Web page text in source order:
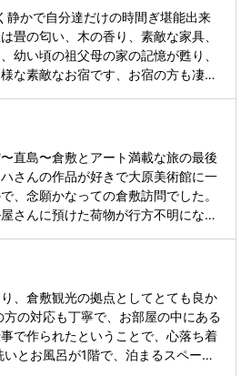
ます。 そして､ウェルカムドリンク
タッフさんが岡山産の桃ジュースを
そいで､迎えてくれます。ゆらゆら
河隆史」さんの粉引椀に一目惚れ。即
風呂が五右衛門風呂というのもユニ
夕食はおすす
く美味しく楽しかった。 でも､この辺
グ」店が1軒のみで定休日だったの
り物を、部屋にある作家さんのお皿
楽しめました。 その他､美観地区マ
すすめのお店印をたくさん付けてく
った。新聞配達らしきバイク､ラン
…ゆっくり流れる贅沢な時間でし
ました。 スタッフさんにとっても
静かで自分達だけの時間ぎ堪能出来
畳の匂い、木の香り、素敵な家具、
幼い頃の祖父母の家の記憶が甦り、
な素敵なお宿です、お宿の方も凄く
いです。
直島〜倉敷とアート満載な旅の最後
さんの作品が好きで大原美術館に一
、念願かなっての倉敷訪問でした。
さんに預けた荷物が行方不明にな
ので自分も聞いてみたところ、何軒
年の瀬で満席の店が多い中、そのう
とることができました。 美観地区
て良かったのですが、町並みが昔な
鬼が出てきそうで、ひとけがないと
抜ける
、倉敷観光の拠点としてとても良か
の対応も丁寧で、お部屋の中にある
で作られたということで、心落ち着
とお風呂が1階で、泊まるスペース